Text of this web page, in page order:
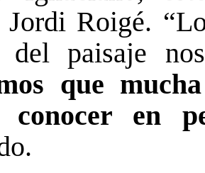
Jordi Roigé.
del paisaje
que
conocer en